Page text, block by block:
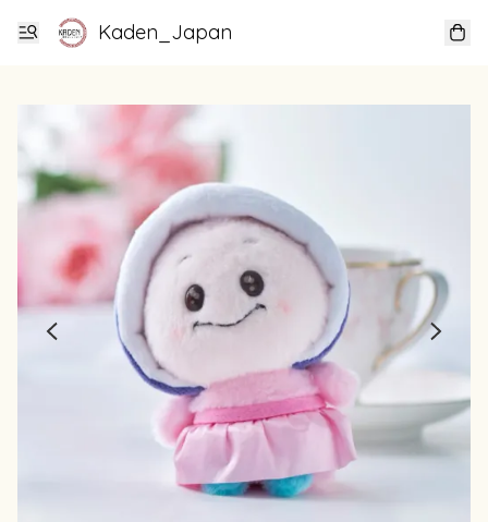
Kaden_Japan